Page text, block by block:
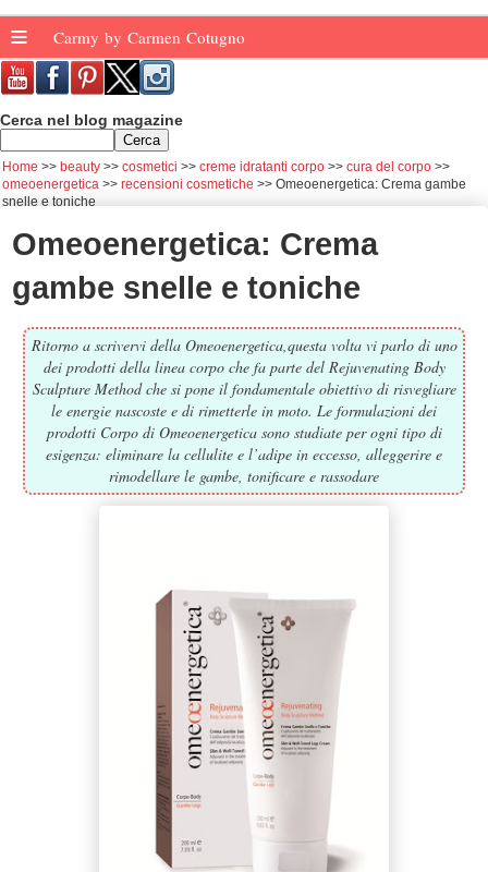
≡ Carmy by Carmen Cotugno
Cerca nel blog magazine
Home beauty cosmetici creme idratanti corpo
cura del corpo
omeoenergetica
recensioni cosmetiche
Omeoenergetica: Crema gambe
snelle e toniche
Omeoenergetica: Crema
gambe snelle e toniche
Ritorno a scrivervi della Omeoenergetica,questa volta vi parlo di uno
dei prodotti della linea corpo che fa parte del Rejuvenating Body
Sculpture Method che si pone il fondamentale obiettivo di risvegliare
le energie nascoste e di rimetterle in moto. Le formulazioni dei
prodotti Corpo di Omeoenergetica sono studiate per ogni tipo di
esigenza: eliminare la cellulite e l’adipe in eccesso, alleggerire e
rimodellare le gambe, tonificare e rassodare